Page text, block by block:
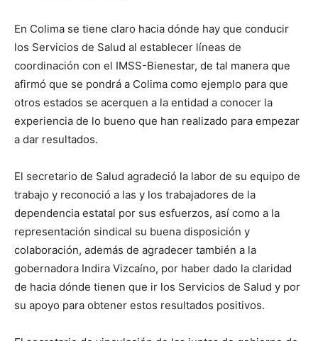
En Colima se tiene claro hacia dónde hay que conducir
los Servicios de Salud al establecer líneas de
coordinación con el IMSS-Bienestar, de tal manera que
afirmó que se pondrá a Colima como ejemplo para que
otros estados se acerquen a la entidad a conocer la
experiencia de lo bueno que han realizado para empezar
a dar resultados.
El secretario de Salud agradeció la labor de su equipo de
trabajo y reconoció a las y los trabajadores de la
dependencia estatal por sus esfuerzos, así como a la
representación sindical su buena disposición y
colaboración, además de agradecer también a la
gobernadora Indira Vizcaíno, por haber dado la claridad
de hacia dónde tienen que ir los Servicios de Salud y por
su apoyo para obtener estos resultados positivos.